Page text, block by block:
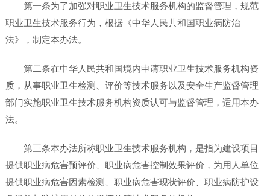
第一条为了加强对职业卫生技术服务机构的监督管理，规范
职业卫生技术服务行为，根据《中华人民共和国职业病防治
法》，制定本办法。
第二条在中华人民共和国境内申请职业卫生技术服务机构资
质，从事职业卫生检测、评价等技术服务以及安全生产监督管理
部门实施职业卫生技术服务机构资质认可与监督管理，适用本办
法。
第三条本办法所称职业卫生技术服务机构，是指为建设项目
提供职业病危害预评价、职业病危害控制效果评价，为用人单位
提供职业病危害因素检测、职业病危害现状评价、职业病防护设